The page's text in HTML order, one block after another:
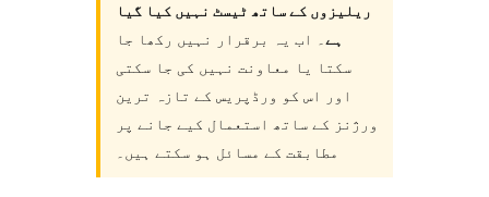
ریلیزوں کے ساتھ ٹیسٹ نہیں کیا گیا
ہے ۔ اب یہ برقرار نہیں رکھا جا
سکتا یا معاونت نہیں کی جا سکتی
اور اس کو ورڈپریس کے تازہ ترین
ورژنز کے ساتھ استعمال کیے جانے پر
مطابقت کے مسائل ہو سکتے ہیں۔